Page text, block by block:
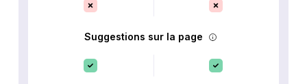
Suggestions sur la page